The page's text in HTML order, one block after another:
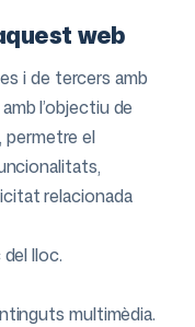
web
i de tercers amb
l’objectiu de
permetre el
relacionada
lloc.
multimèdia.